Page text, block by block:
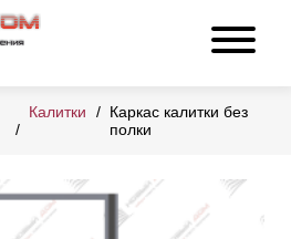
Калитки
Каркас калитки без
полки